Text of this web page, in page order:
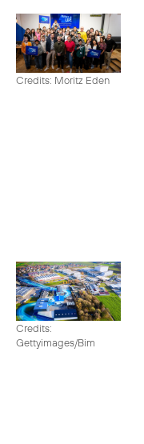
Credits: Moritz Eden
Credits:
Gettyimages/Bim